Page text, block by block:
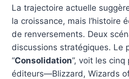
La trajectoire actuelle
la croissance, mais l’histoire
de renversements. Deux
discussions stratégiques. Le
“Consolidation”, voit les cinq
éditeurs—Blizzard, Wizards